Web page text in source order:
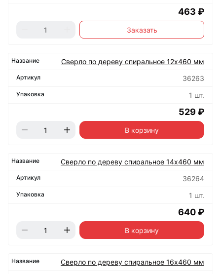
463 ₽
Заказать
Сверло по дереву спиральное 12х460 мм
36263
1 шт.
529 ₽
В корзину
Сверло по дереву спиральное 14х460 мм
36264
1 шт.
640 ₽
В корзину
Сверло по дереву спиральное 16х460 мм